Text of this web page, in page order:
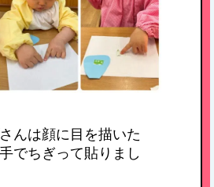
んは顔に目を描いた
でちぎって貼りまし